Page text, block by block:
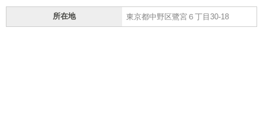
所在地 東京都中野区鷺宮６丁目30-18